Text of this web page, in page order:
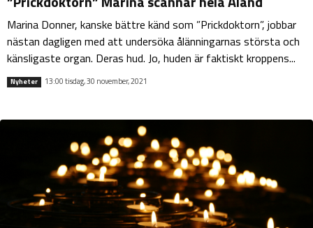
Marina Donner, kanske bättre känd som ”Prickdoktorn”, jobbar
nästan dagligen med att undersöka ålänningarnas största och
känsligaste organ. Deras hud. Jo, huden är faktiskt kroppens...
Nyheter 13:00 tisdag, 30 november, 2021